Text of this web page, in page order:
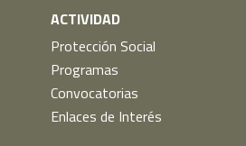
ACTIVIDAD
Protección Social
Programas
Convocatorias
Enlaces de Interés